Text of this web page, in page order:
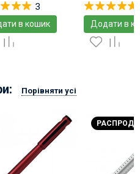
3
в кошик Додати в
Порівняти усі